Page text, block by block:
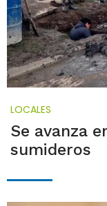
LOCALES
Se avanza
sumideros